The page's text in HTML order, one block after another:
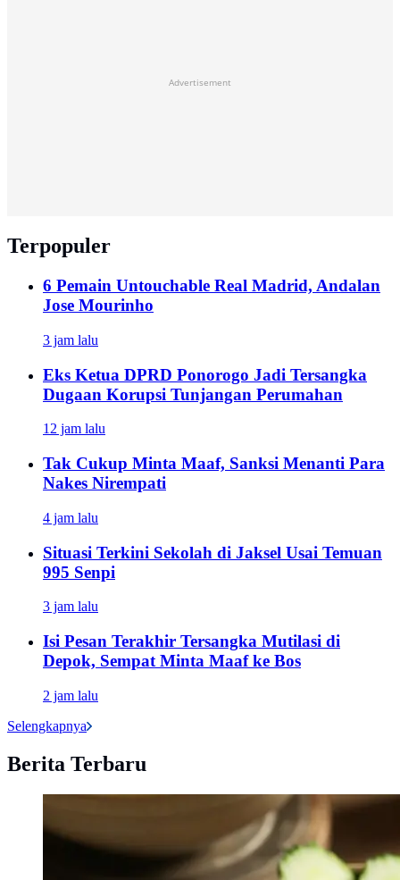
Advertisement
Terpopuler
6 Pemain Untouchable Real Madrid, Andalan
Jose Mourinho
3 jam lalu
Eks Ketua DPRD Ponorogo Jadi Tersangka
Dugaan Korupsi Tunjangan Perumahan
12 jam lalu
Tak Cukup Minta Maaf, Sanksi Menanti Para
Nakes Nirempati
4 jam lalu
Situasi Terkini Sekolah di Jaksel Usai Temuan
995 Senpi
3 jam lalu
Isi Pesan Terakhir Tersangka Mutilasi di
Depok, Sempat Minta Maaf ke Bos
2 jam lalu
Selengkapnya
Berita Terbaru